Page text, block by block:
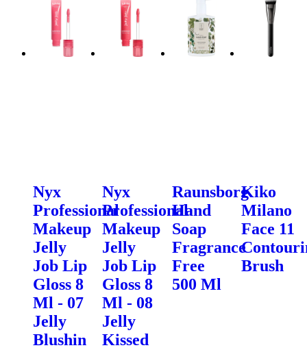
Nyx
Professional
Makeup
Jelly
Job Lip
Gloss 8
Ml - 07
Jelly
Blushin
Nyx
Professional
Makeup
Jelly
Job Lip
Gloss 8
Ml - 08
Jelly
Kissed
Raunsborg
Hand
Soap
Fragrance
Free
500 Ml
Kiko
Milano
Face 11
Brush